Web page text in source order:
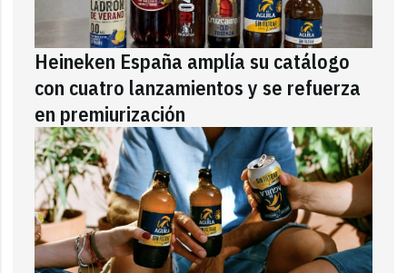
Heineken España amplía su catálogo
con cuatro lanzamientos y se refuerza
en premiurización